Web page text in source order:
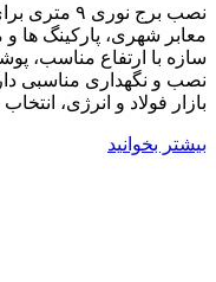
نصب برج
معابر شهری، پارکینگ ها
سازه با ارتفاع مناسب،
بازار فولاد و انرژی،
بیشتر بخوانید